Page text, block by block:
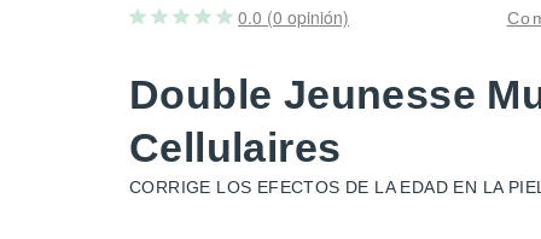
0.0 (0 opinión)
Double Jeunesse
Cellulaires
CORRIGE LOS EFECTOS DE LA EDAD EN LA